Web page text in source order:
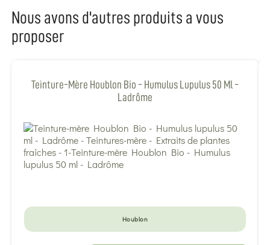
Nous avons d'autres produits a vous
proposer
Teinture-Mère Houblon Bio - Humulus Lupulus 50 Ml -
Ladrôme
Houblon